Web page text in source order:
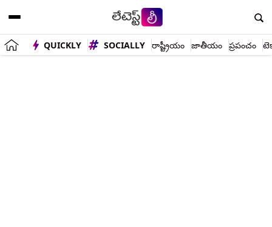
QUICKLY SOCIALLY రాష్ట్రీయం జాతీయం ప్రపంచం